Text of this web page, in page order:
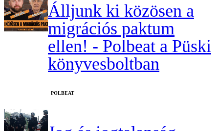
Álljunk ki közösen a
migrációs paktum
ellen! - Polbeat a Püski
könyvesboltban
‎POLBEAT